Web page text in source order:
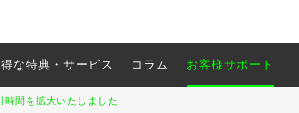
な特典・サービス コラム お客様サポート
時間を拡大いたしました